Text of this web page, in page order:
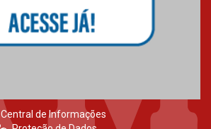
docentes para debater
inovação e desafios da
educação superior
04.08.2026
Central de Informações